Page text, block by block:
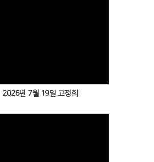
2026년 7월 19일 고정희